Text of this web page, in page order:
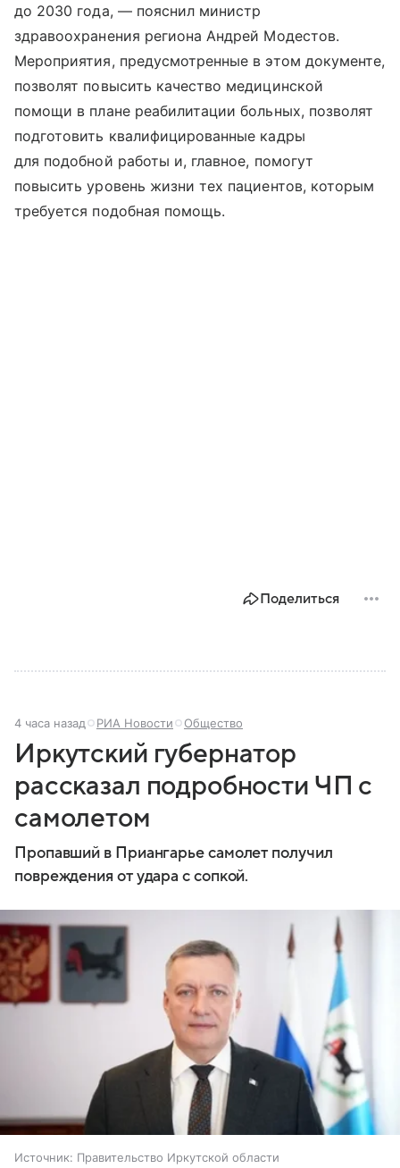
до 2030 года, — пояснил министр
здравоохранения региона Андрей Модестов.
Мероприятия, предусмотренные в этом документе,
позволят повысить качество медицинской
помощи в плане реабилитации больных, позволят
подготовить квалифицированные кадры
для подобной работы и, главное, помогут
повысить уровень жизни тех пациентов, которым
требуется подобная помощь.
Поделиться
4 часа назад РИА Новости Общество
Иркутский губернатор
рассказал подробности ЧП с
самолетом
Пропавший в Приангарье самолет получил
повреждения от удара с сопкой.
Источник: Правительство Иркутской области